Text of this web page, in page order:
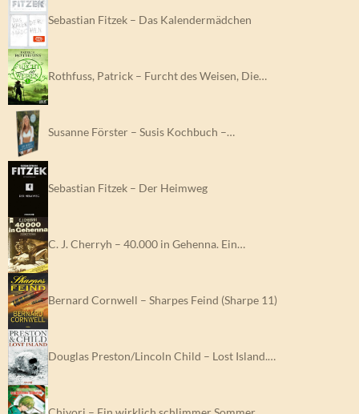
Sebastian Fitzek – Das Kalendermädchen
Rothfuss, Patrick – Furcht des Weisen, Die…
Susanne Förster – Susis Kochbuch –…
Sebastian Fitzek – Der Heimweg
C. J. Cherryh – 40.000 in Gehenna. Ein…
Bernard Cornwell – Sharpes Feind (Sharpe 11)
Douglas Preston/Lincoln Child – Lost Island.…